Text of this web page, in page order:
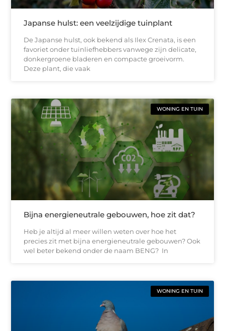
Japanse hulst: een veelzijdige tuinplant
De Japanse hulst, ook bekend als Ilex Crenata, is een
favoriet onder tuinliefhebbers vanwege zijn delicate,
donkergroene bladeren en compacte groeivorm.
Deze plant, die vaak
WONING EN TUIN
Bijna energieneutrale gebouwen, hoe zit dat?
Heb je altijd al meer willen weten over hoe het
precies zit met bijna energieneutrale gebouwen? Ook
wel beter bekend onder de naam BENG? In
WONING EN TUIN